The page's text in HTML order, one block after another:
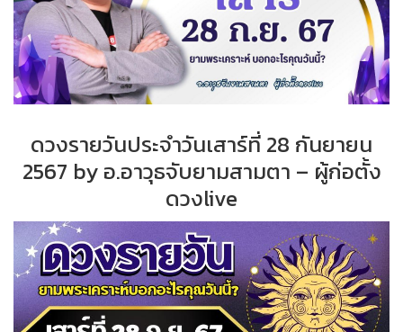
ดวงรายวันประจำวันเสาร์ที่ 28 กันยายน
2567 by อ.อาวุธจับยามสามตา – ผู้ก่อตั้ง
ดวงlive